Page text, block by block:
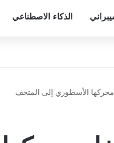
الذكاء الاصطناعي
الأسطوري إلى المتحف